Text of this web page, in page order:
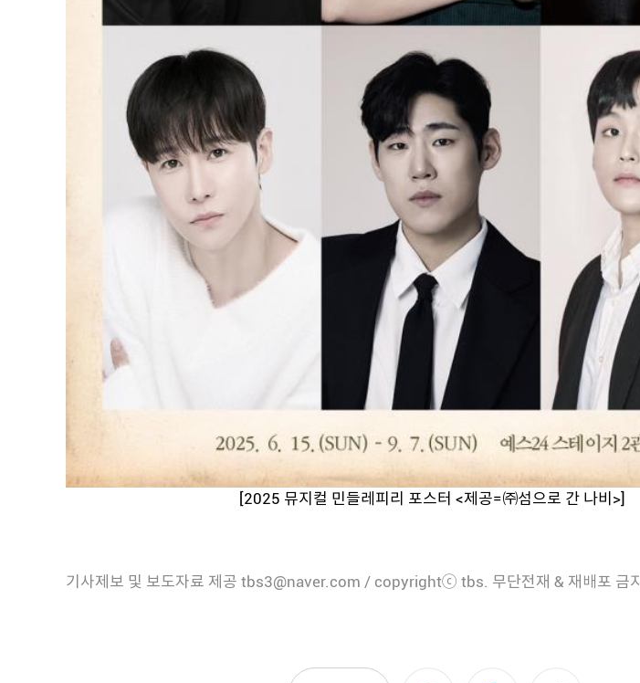
[2025 뮤지컬 민들레피리 포스터 <제공=㈜섬으로 간 나비>]
기사제보 및 보도자료 제공 tbs3@naver.com / copyrightⓒ tbs. 무단전재 & 재배포 금지